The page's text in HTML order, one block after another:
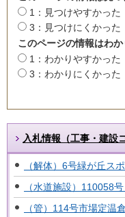
1：見つけやすかった
3：見つけにくかった
このページの情報はわ
1：わかりやすかった
3：わかりにくかった
入札情報（工事・建設
（解体）6号緑が丘ス
（水道施設）110058
（管）114号市場定温